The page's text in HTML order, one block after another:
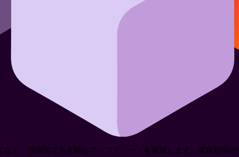
く、機能面でも大幅なアップグレードを実現します。業務効率